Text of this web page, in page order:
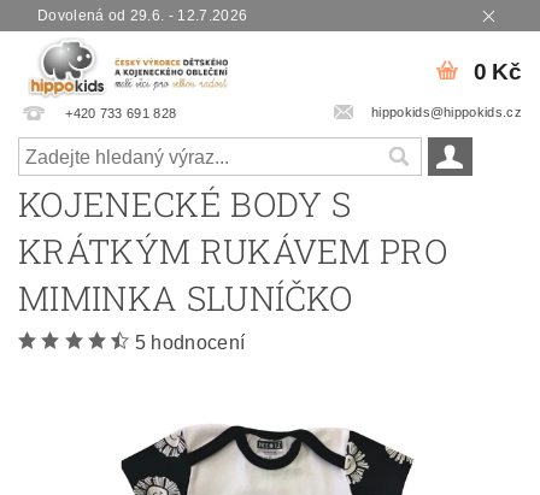
Dovolená od 29.6. - 12.7.2026
+420 733 691 828 hippokids@hippokids.cz
0 Kč
KOJENECKÉ BODY S
KRÁTKÝM RUKÁVEM PRO
MIMINKA SLUNÍČKO
5 hodnocení